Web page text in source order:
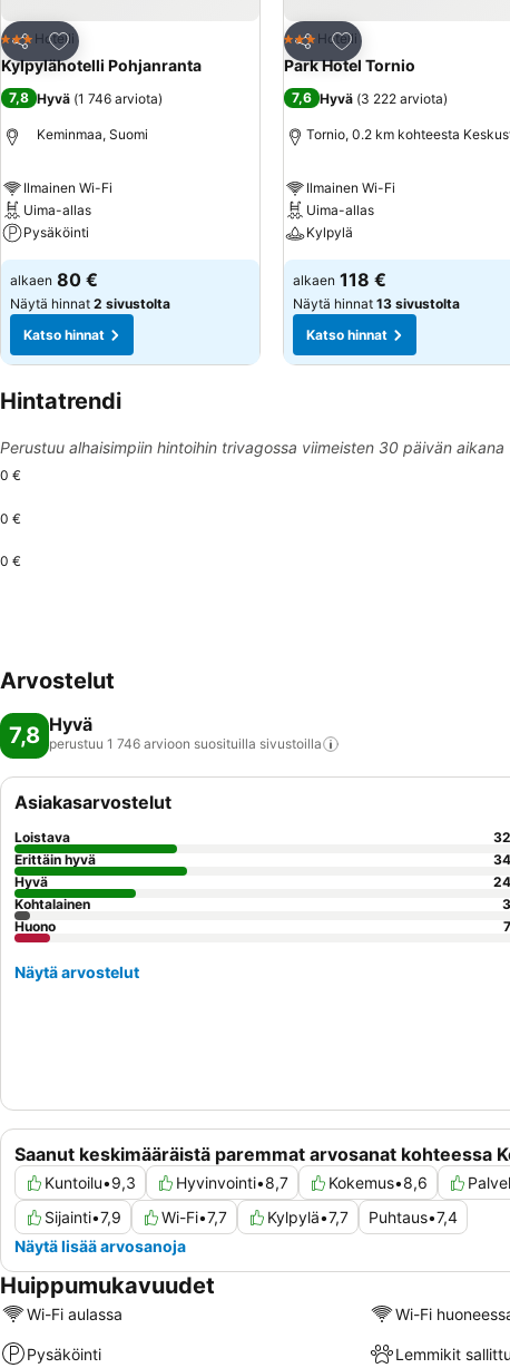
Jaa
Lisää suosikkeihin
3 Tähtiluokitus
Hotelli
Kylpylähotelli Pohjanranta
7,8 Hyvä (1 746 arviota)
Keminmaa, Suomi
Ilmainen Wi-Fi
Uima-allas
Pysäköinti
alkaen 80 €
Näytä hinnat 2 sivustolta
Katso hinnat
Jaa
Lisää suosikkeihin
3 Tähtiluokitus
Hotelli
Park Hotel Tornio
7,6 Hyvä (3 222 arviota)
Tornio, 0.2 km kohteesta
Ilmainen Wi-Fi
Uima-allas
Kylpylä
alkaen 118 €
Näytä hinnat 13 sivustolta
Katso hinnat
Hintatrendi
Perustuu alhaisimpiin hintoihin trivagossa viimeisten 30 päivän aikana
0 €
0 €
0 €
Arvostelut
7,8 Hyvä
perustuu 1 746 arvioon suosituilla sivustoilla
Saanut keskimääräistä paremmat arvosanat kohteessa
Kuntoilu•9,3 Hyvinvointi•8,7 Kokemus•8,6
Sijainti•7,9 Wi-Fi•7,7 Kylpylä•7,7 Puhtaus•7,4
Näytä lisää arvosanoja
Asiakasarvostelut
Loistava 32
Erittäin hyvä
34
Hyvä
24
Kohtalainen
3
Huono
7
Näytä arvostelut
Huippumukavuudet
Wi-Fi aulassa Wi-Fi
Pysäköinti Lemmikit sallittu